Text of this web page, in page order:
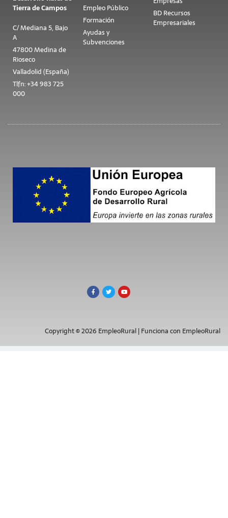
Tierra de Campos
C/ Mediana 5, Bajo
A
47800 Medina de
Rioseco
Valladolid (España)
Tlfn: +34 983 725
000
Empleo Público
Formación
Ayudas y
Subvenciones
BD Recursos
Empresariales
Copyright © 2026 EmpleoRural | Funciona con EmpleoRural